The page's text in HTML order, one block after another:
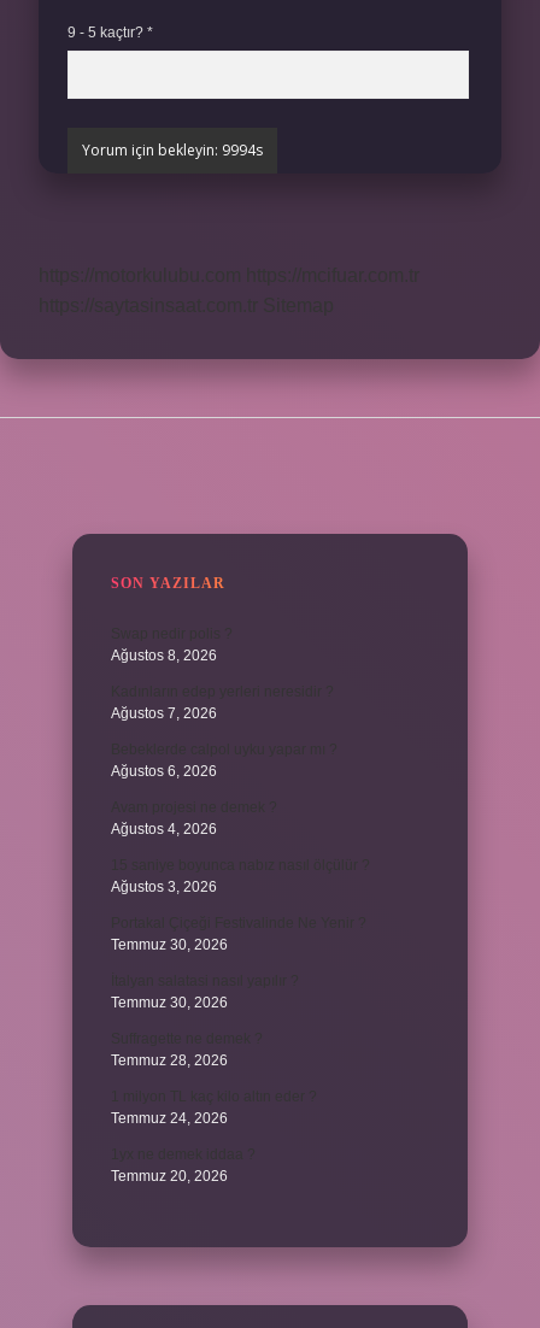
9 - 5 kaçtır? *
SON YAZILAR
Ağustos 8, 2026
Ağustos 7, 2026
Ağustos 6, 2026
Ağustos 4, 2026
Ağustos 3, 2026
Temmuz 30, 2026
Temmuz 30, 2026
Temmuz 28, 2026
Temmuz 24, 2026
Temmuz 20, 2026